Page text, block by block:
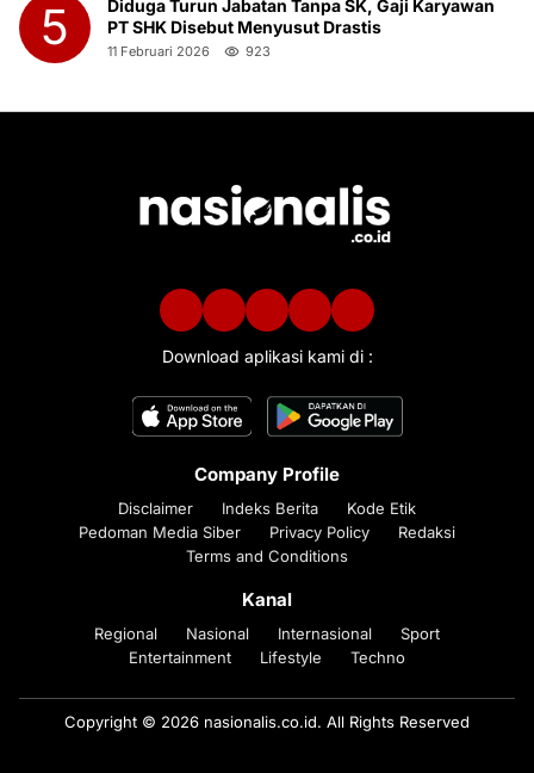
5
Diduga Turun Jabatan Tanpa SK, Gaji Karyawan
PT SHK Disebut Menyusut Drastis
11 Februari 2026 923
Download aplikasi kami di :
Company Profile
Disclaimer Indeks Berita
Kode Etik
Pedoman Media Siber
Privacy Policy
Redaksi
Terms and Conditions
Kanal
Regional Nasional Internasional
Sport
Entertainment
Lifestyle Techno
Copyright © 2026 nasionalis.co.id. All Rights Reserved